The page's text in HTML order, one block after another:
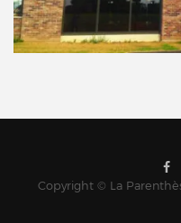
Copyright © La